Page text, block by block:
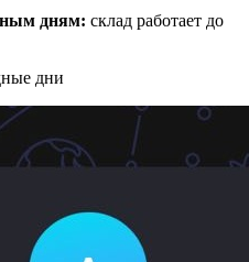
дням: склад работает до
дни